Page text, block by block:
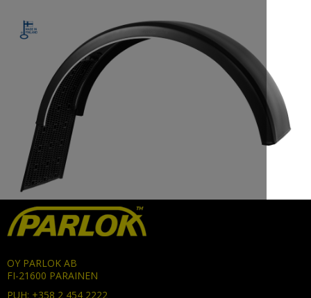
OY PARLOK AB
FI-21600 PARAINEN
PUH: +358 2 454 2222